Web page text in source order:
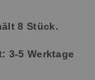
8 Stück.
3-5 Werktage